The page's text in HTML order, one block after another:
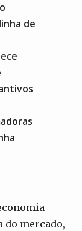
de
do mercado,